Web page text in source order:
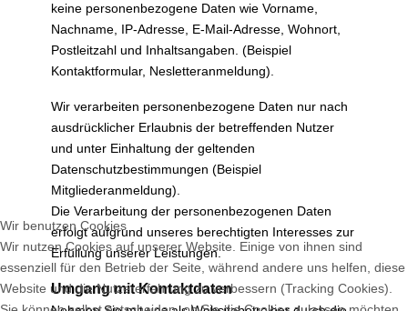
keine personenbezogene Daten wie Vorname,
Nachname, IP-Adresse, E-Mail-Adresse, Wohnort,
Postleitzahl und Inhaltsangaben. (Beispiel
Kontaktformular, Nesletteranmeldung).
Wir verarbeiten personenbezogene Daten nur nach
ausdrücklicher Erlaubnis der betreffenden Nutzer
und unter Einhaltung der geltenden
Datenschutzbestimmungen (Beispiel
Mitgliederanmeldung).
Die Verarbeitung der personenbezogenen Daten
erfolgt aufgrund unseres berechtigten Interesses zur
Erfüllung unserer Leistungen.
Umgang mit Kontaktdaten
Wir benutzen Cookies
Wir nutzen Cookies auf unserer Website. Einige von ihnen sind
essenziell für den Betrieb der Seite, während andere uns helfen, diese
Website und die Nutzererfahrung zu verbessern (Tracking Cookies).